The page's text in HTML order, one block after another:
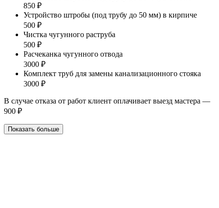
850 ₽
Устройство штробы (под трубу до 50 мм) в кирпиче
500 ₽
Чистка чугунного раструба
500 ₽
Расчеканка чугунного отвода
3000 ₽
Комплект труб для замены канализационного стояка
3000 ₽
В случае отказа от работ клиент оплачивает выезд мастера —
900 ₽
Показать больше